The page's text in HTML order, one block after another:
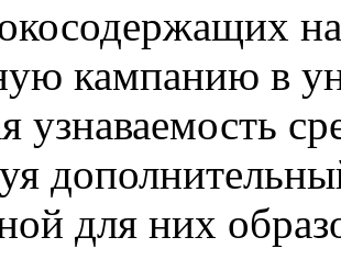
кампанию в
узнаваемость
для них